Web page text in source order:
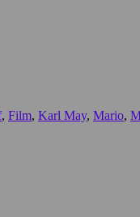
, Film, Karl May, Mario,